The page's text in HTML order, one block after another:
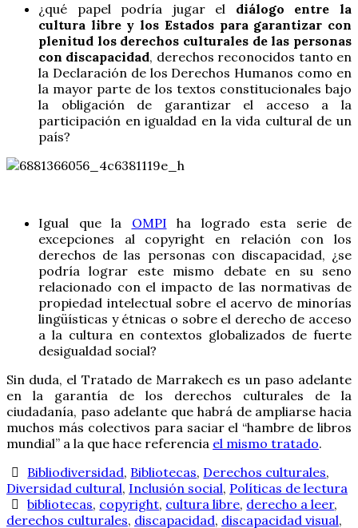
¿qué papel podría jugar el diálogo entre la
cultura libre y los Estados para garantizar con
plenitud los derechos culturales de las personas
con discapacidad, derechos reconocidos tanto en
la Declaración de los Derechos Humanos como en
la mayor parte de los textos constitucionales bajo
la obligación de garantizar el acceso a la
participación en igualdad en la vida cultural de un
país?
Igual que la OMPI ha logrado esta serie de
excepciones al copyright en relación con los
derechos de las personas con discapacidad, ¿se
podría lograr este mismo debate en su seno
relacionado con el impacto de las normativas de
propiedad intelectual sobre el acervo de minorías
lingüísticas y étnicas o sobre el derecho de acceso
a la cultura en contextos globalizados de fuerte
desigualdad social?
Sin duda, el Tratado de Marrakech es un paso adelante
en la garantía de los derechos culturales de la
ciudadanía, paso adelante que habrá de ampliarse hacia
muchos más colectivos para saciar el “hambre de libros
mundial” a la que hace referencia el mismo tratado.
Bibliodiversidad, Bibliotecas, Derechos culturales,
Diversidad cultural, Inclusión social, Políticas de lectura
bibliotecas, copyright, cultura libre, derecho a leer,
derechos culturales, discapacidad, discapacidad visual,